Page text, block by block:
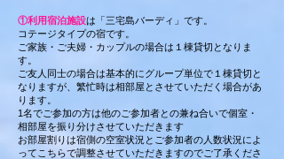
①利用宿泊施設は「三宅島バーディ」です。
コテージタイプの宿です。
ご家族・ご夫婦・カップルの場合は １棟貸切となりま
す。
ご友人同士の場合は基本的にグループ単位で１棟貸切と
なりますが、繁忙時は相部屋とさせていただく場合があ
ります。
1名でご参加の方は他のご参加者との兼ね合いで個室・
相部屋を振り分けさせていただきます
お部屋割りは宿側の空室状況とご参加者の人数状況によ
ってこちらで調整させていただきますのでご了承くださ